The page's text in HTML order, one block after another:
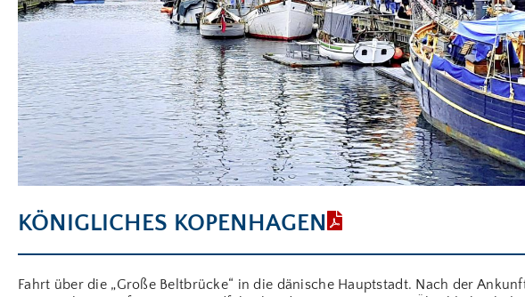
KÖNIGLICHES KOPENHAGEN
Fahrt über die „Große Beltbrücke“ in die dänische Hauptstadt. Nach der